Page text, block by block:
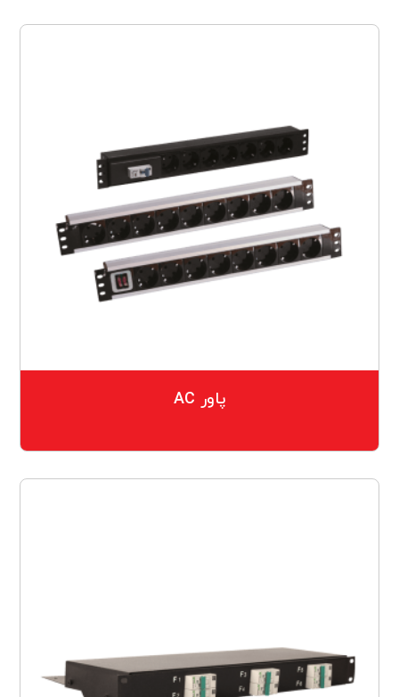
پاور AC